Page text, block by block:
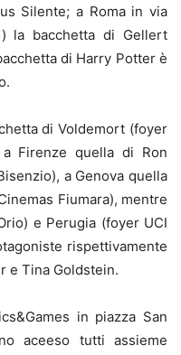
Silente; a Roma in via
la bacchetta di Gellert
di Harry Potter è
di Voldemort (foyer
Firenze quella di Ron
a Genova quella
Fiumara), mentre
e Perugia (foyer UCI
rispettivamente
e Tina Goldstein.
in piazza San
aceeso tutti assieme